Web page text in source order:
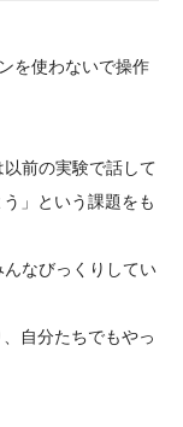
交流プログラ
質問
アーカイブ
を使わないで操作
前の実験で話して
」という課題をも
んなびっくりしてい
自分たちでもやっ